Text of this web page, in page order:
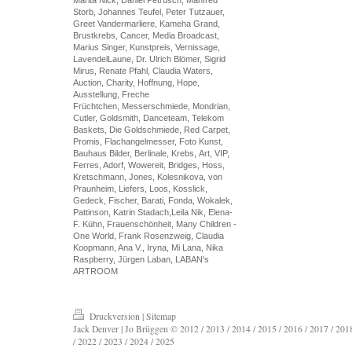
Storb, Johannes Teufel, Peter Tutzauer,
Greet Vandermarliere, Kameha Grand,
Brustkrebs, Cancer, Media Broadcast,
Marius Singer, Kunstpreis, Vernissage,
LavendelLaune, Dr. Ulrich Blömer, Sigrid
Mirus, Renate Pfahl, Claudia Waters,
Auction, Charity, Hoffnung, Hope,
Ausstellung, Freche
Früchtchen, Messerschmiede, Mondrian,
Cutler, Goldsmith, Danceteam, Telekom
Baskets, Die Goldschmiede, Red Carpet,
Promis, Flachangelmesser, Foto Kunst,
Bauhaus Bilder, Berlinale, Krebs, Art, VIP,
Ferres, Adorf, Wowereit, Bridges, Hoss,
Kretschmann, Jones, Kolesnikova, von
Praunheim, Liefers, Loos, Kosslick,
Gedeck, Fischer, Barati, Fonda, Wokalek,
Pattinson, Katrin Stadach,Leila Nik, Elena-
F. Kühn, Frauenschönheit, Many Children -
One World, Frank Rosenzweig, Claudia
Koopmann, Ana V., Iryna, Mi Lana, Nika
Raspberry, Jürgen Laban, LABAN's
ARTROOM
Druckversion | Sitemap
Jack Denver | Jo Brüggen © 2012 / 2013 / 2014 / 2015 / 2016 / 2017 /
/ 2022 / 2023 / 2024 / 2025